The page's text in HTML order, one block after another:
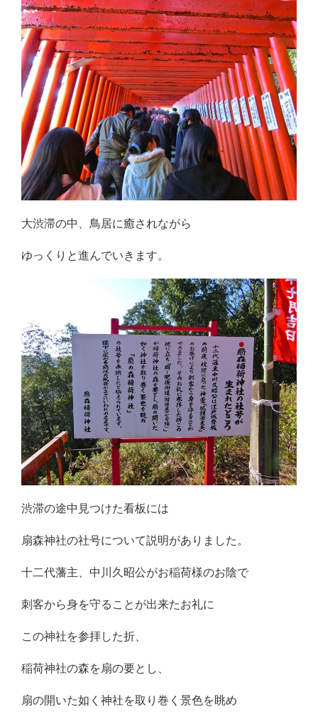
大渋滞の中、鳥居に癒されながら
ゆっくりと進んでいきます。
渋滞の途中見つけた看板には
扇森神社の社号について説明がありました。
十二代藩主、中川久昭公がお稲荷様のお陰で
刺客から身を守ることが出来たお礼に
この神社を参拝した折、
稲荷神社の森を扇の要とし、
扇の開いた如く神社を取り巻く景色を眺め